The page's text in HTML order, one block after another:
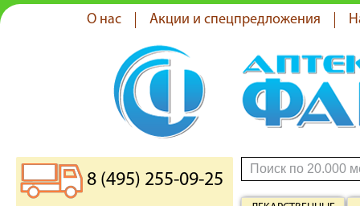
О нас Акции и спецпредложения
8 (495) 255-09-25